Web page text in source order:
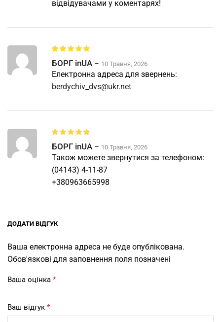
відвідувачами у коментарях!
БОРГ inUA – 10 Травня, 2026
Електронна адреса для звернень:
berdychiv_dvs@ukr.net
БОРГ inUA – 10 Травня, 2026
Також можете звернутися за телефоном:
(04143) 4-11-87
+380963665998
ДОДАТИ ВІДГУК
Ваша електронна адреса не буде опублікована.
Обов'язкові для заповнення поля позначені
Ваша оцінка *
Ваш відгук *